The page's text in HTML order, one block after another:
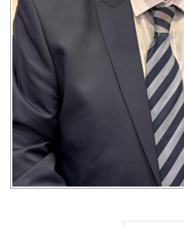
Recherche: